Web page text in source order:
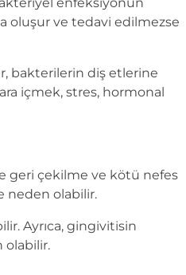
oluşur ve tedavi edilmezse
bakterilerin diş etlerine
içmek, stres, hormonal
geri çekilme ve kötü nefes
neden olabilir.
Ayrıca, gingivitisin
olabilir.